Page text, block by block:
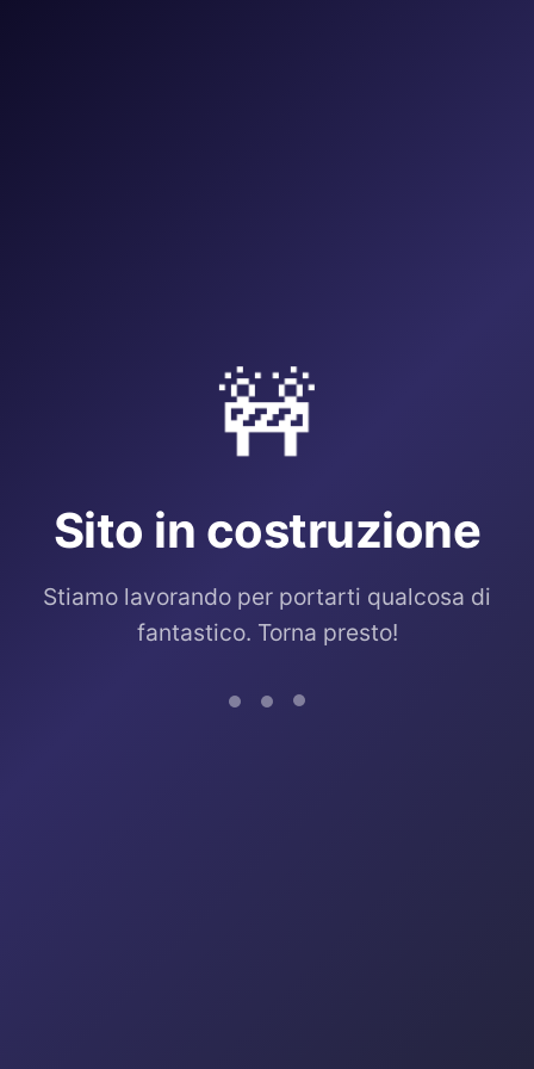
🚧
Sito in costruzione
Stiamo lavorando per portarti qualcosa di
fantastico. Torna presto!